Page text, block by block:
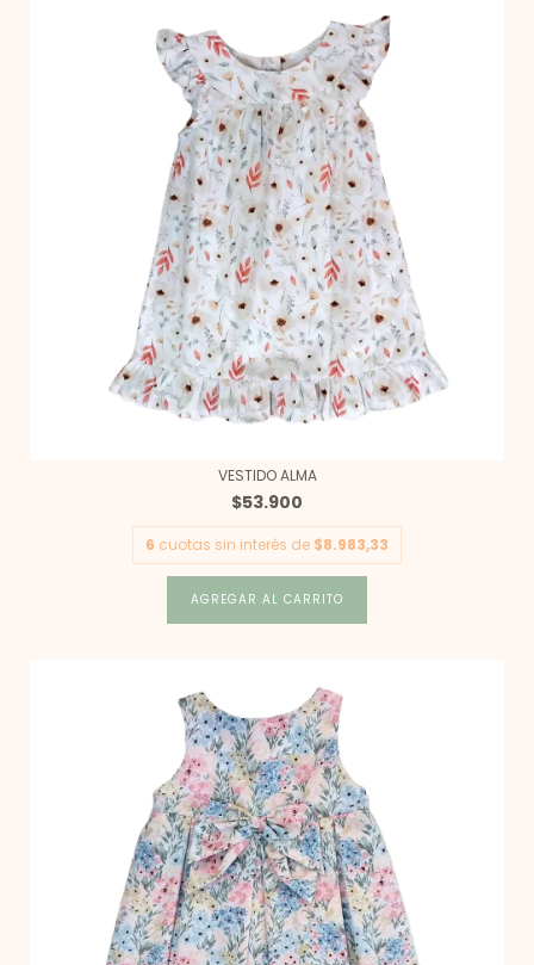
VESTIDO ALMA
$53.900
6 cuotas sin interés de $8.983,33
AGREGAR AL CARRITO